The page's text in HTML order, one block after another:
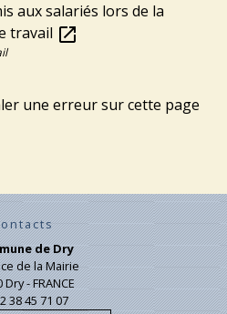
aux salariés lors de la
travail open_in_new
une erreur sur cette page
de Dry
de la Mairie
Dry - FRANCE
38 45 71 07